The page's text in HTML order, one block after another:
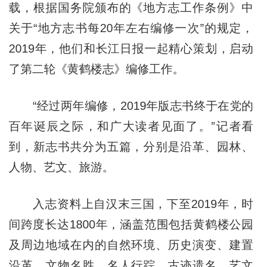
载，根据国务院颁布的《地方志工作条例》中
关于“地方志书每20年左右编修一次”的规定，
2019年，他们和长江日报一起精心策划，启动
了第二轮《黄鹤楼志》编修工作。
“经过两年编修，2019年版志书终于在党的
百年诞辰之际，和广大读者见面了。”记者看
到，新志书共分为五篇，分别是沿革、园林、
人物、艺文、旅游。
入志资料上自汉末三国，下至2019年，时
间跨度长达1800年，涵盖范围包括黄鹤楼公园
及周边地域在内的自然环境、历史演变、建置